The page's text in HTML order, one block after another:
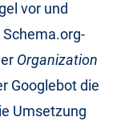
vor und
Organization
Googlebot die
Umsetzung